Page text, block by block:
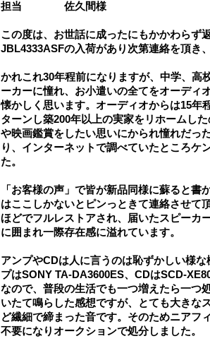
担当 佐久間様
この度は、お世話に成ったにもかかわらず
JBL4333ASFの入荷があり次第連絡を頂き
かれこれ30年程前になりますが、中学、高
ーカーに憧れ、お小遣いの全てをオーディ
懐かしく思います。オーディオからは15年
ターンし築200年以上の実家をリホームし
や映画鑑賞をしたい思いにかられ憧れだっ
り、インターネットで調べていたところケ
た。
「お客様の声」で皆が新品同様に蘇ると
はここしかないとピンっときて連絡させて
ほどでフルレストアされ、届いたスピーカ
に囲まれ一際存在感に溢れています。
アンプやCDは人に言うのは恥ずかしい様
プはSONY TA-DA3600ES、CDはSCD-
なので、普段の生活でも一つ増えたら一つ
いたて鳴らした感想ですが、とても大きな
ど繊細で締まった音です。そのためニアフ
不要になりオークションで処分しました。